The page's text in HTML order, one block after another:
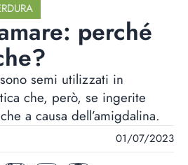
perché
semi utilizzati in
che, però, se ingerite
a causa dell’amigdalina.
01/07/2023